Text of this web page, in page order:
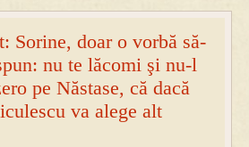
Sorine, doar o vorbă să-
nu te lăcomi şi nu-l
pe Năstase, că dacă
va alege alt